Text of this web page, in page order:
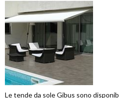
Le tende da sole Gibus sono